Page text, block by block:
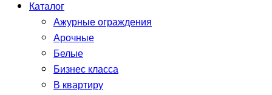
Каталог
Ажурные ограждения
Арочные
Белые
Бизнес класса
В квартиру